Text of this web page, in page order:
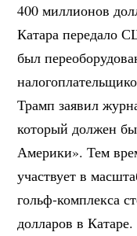
400 миллионов
Катара передало
был
Трамп заявил
который должен
Америки». Тем
участвует в
гольф-комплекса
долларов в Катаре.